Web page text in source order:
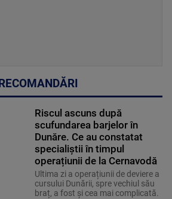
RECOMANDĂRI
Riscul ascuns după
scufundarea barjelor în
Dunăre. Ce au constatat
specialiștii în timpul
operațiunii de la Cernavodă
Ultima zi a operațiunii de deviere a
cursului Dunării, spre vechiul său
braț, a fost și cea mai complicată.